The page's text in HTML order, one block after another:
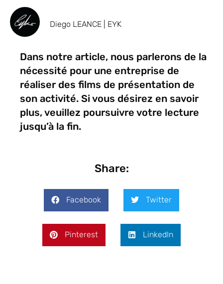
Diego LEANCE | EYK
Dans notre article, nous parlerons de la
nécessité pour une entreprise de
réaliser des films de présentation de
son activité. Si vous désirez en savoir
plus, veuillez poursuivre votre lecture
jusqu’à la fin.
Share:
Facebook Twitter
Pinterest LinkedIn